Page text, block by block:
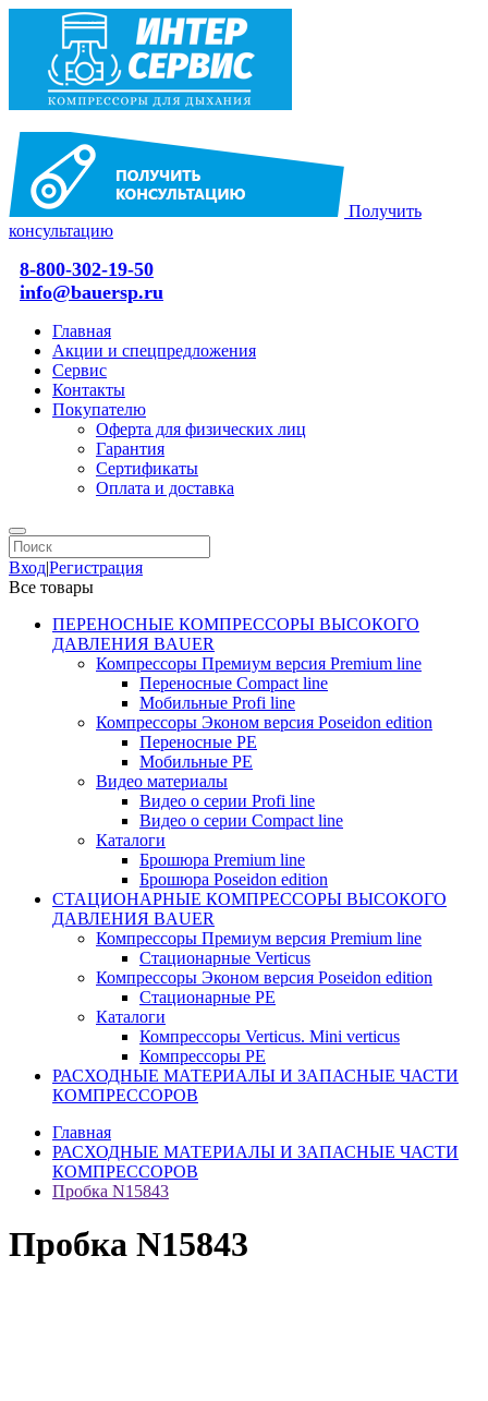
Получить
консультацию
8-800-302-19-50
info@bauersp.ru
Главная
Акции и спецпредложения
Сервис
Контакты
Покупателю
Оферта для физических лиц
Гарантия
Сертификаты
Оплата и доставка
Вход|Регистрация
Все товары
ПЕРЕНОСНЫЕ КОМПРЕССОРЫ ВЫСОКОГО
ДАВЛЕНИЯ BAUER
Компрессоры Премиум версия Premium line
Переносные Compact line
Мобильные Profi line
Компрессоры Эконом версия Poseidon edition
Переносные PE
Мобильные PE
Видео материалы
Видео о серии Profi line
Видео о серии Compact line
Каталоги
Брошюра Premium line
Брошюра Poseidon edition
СТАЦИОНАРНЫЕ КОМПРЕССОРЫ ВЫСОКОГО
ДАВЛЕНИЯ BAUER
Компрессоры Премиум версия Premium line
Стационарные Verticus
Компрессоры Эконом версия Poseidon edition
Стационарные PE
Каталоги
Компрессоры Verticus. Mini verticus
Компрессоры PE
РАСХОДНЫЕ МАТЕРИАЛЫ И ЗАПАСНЫЕ ЧАСТИ
КОМПРЕССОРОВ
Главная
РАСХОДНЫЕ МАТЕРИАЛЫ И ЗАПАСНЫЕ ЧАСТИ
КОМПРЕССОРОВ
Пробка N15843
Пробка N15843